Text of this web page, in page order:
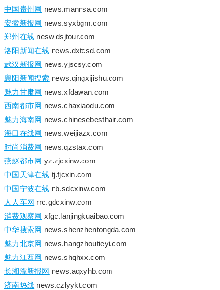
中国贵州网 news.mannsa.com
安徽新报网 news.syxbgm.com
郑州在线 nesw.dsjtour.com
洛阳新闻在线 news.dxtcsd.com
武汉新报网 news.yjscsy.com
襄阳新闻搜索 news.qingxijishu.com
魅力甘肃网 news.xfdawan.com
西南都市网 news.chaxiaodu.com
魅力海南网 news.chinesebesthair.com
海口在线网 news.weijiazx.com
时尚消费网 news.qzstax.com
燕赵都市网 yz.zjcxinw.com
中国天津在线 tj.fjcxin.com
中国宁波在线 nb.sdcxinw.com
人人车网 rrc.gdcxinw.com
消费观察网 xfgc.lanjingkuaibao.com
中华搜索网 news.shenzhentongda.com
魅力北京网 news.hangzhoutieyi.com
魅力江西网 news.shqhxx.com
长湘潭新报网 news.aqxyhb.com
济南热线 news.czlyykt.com